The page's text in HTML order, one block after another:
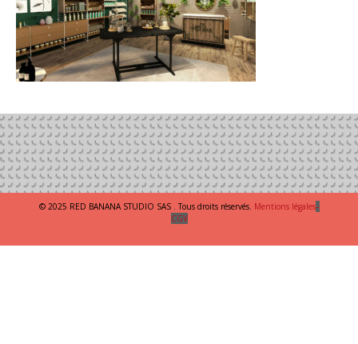
© 2025 RED BANANA STUDIO SAS . Tous droits réservés. Mentions légales–
CGV